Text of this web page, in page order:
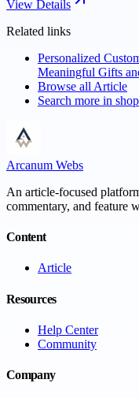
View Details
Related links
Personalized
Meaningful Gifts
Browse all Article
Search more in
Arcanum Webs
An article-focused
commentary, and feature
Content
Article
Resources
Help Center
Community
Company